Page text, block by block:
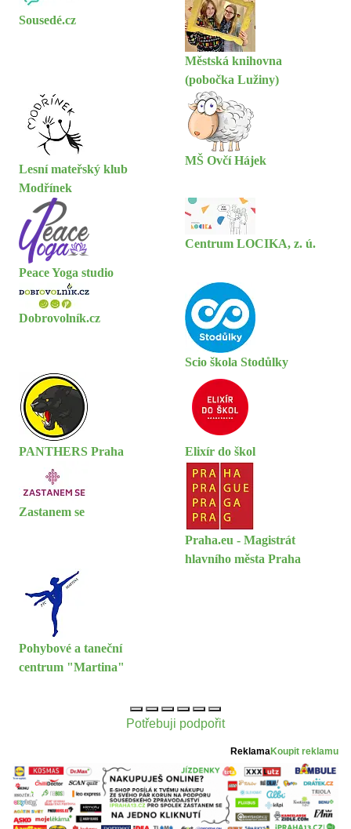
Sousedé.cz
Městská knihovna
(pobočka Lužiny)
Lesní mateřský klub
Modřínek
MŠ Ovčí Hájek
Peace Yoga studio
Centrum LOCIKA, z. ú.
Dobrovolník.cz
Scio škola Stodůlky
PANTHERS Praha Elixír do škol
Zastanem se
Praha.eu - Magistrát
hlavního města Praha
Pohybové a taneční
centrum "Martina"
Potřebuji podpořit
ReklamaKoupit reklamu